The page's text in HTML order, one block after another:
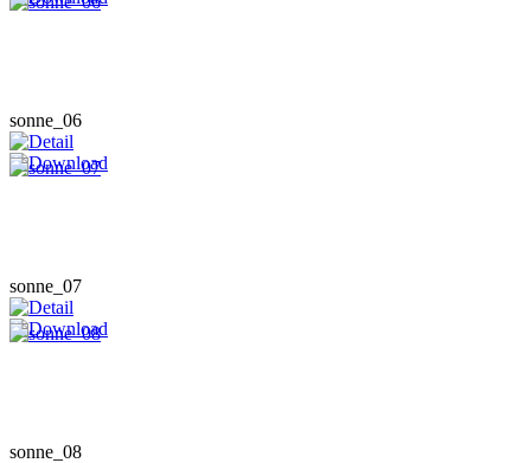
sonne_06
sonne_07
sonne_08